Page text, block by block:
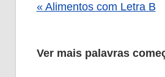
« Alimentos com Letra B
Ver mais palavras